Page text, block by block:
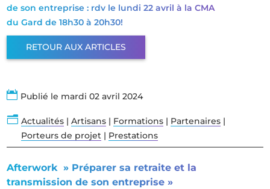
de son entreprise : rdv le lundi 22 avril à la CMA
du Gard de 18h30 à 20h30!
RETOUR AUX ARTICLES
 Publié le mardi 02 avril 2024
n Actualités| Artisans| Formations| Partenaires|
Porteurs de projet| Prestations
Afterwork » Préparer sa retraite et la
transmission de son entreprise »